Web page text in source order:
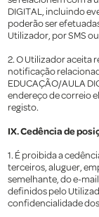
DIGITAL, incluindo
poderão ser
Utilizador, por SMS
2. O Utilizador aceita
notificação
EDUCAÇÃO/AULA
endereço de correio
registo.
IX. Cedência de
1. É proibida a
terceiros, aluguer,
semelhante, do e-
definidos pelo
confidencialidade